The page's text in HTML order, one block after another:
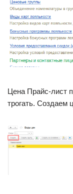
Цена Прайс-лист
трогать. Создаем